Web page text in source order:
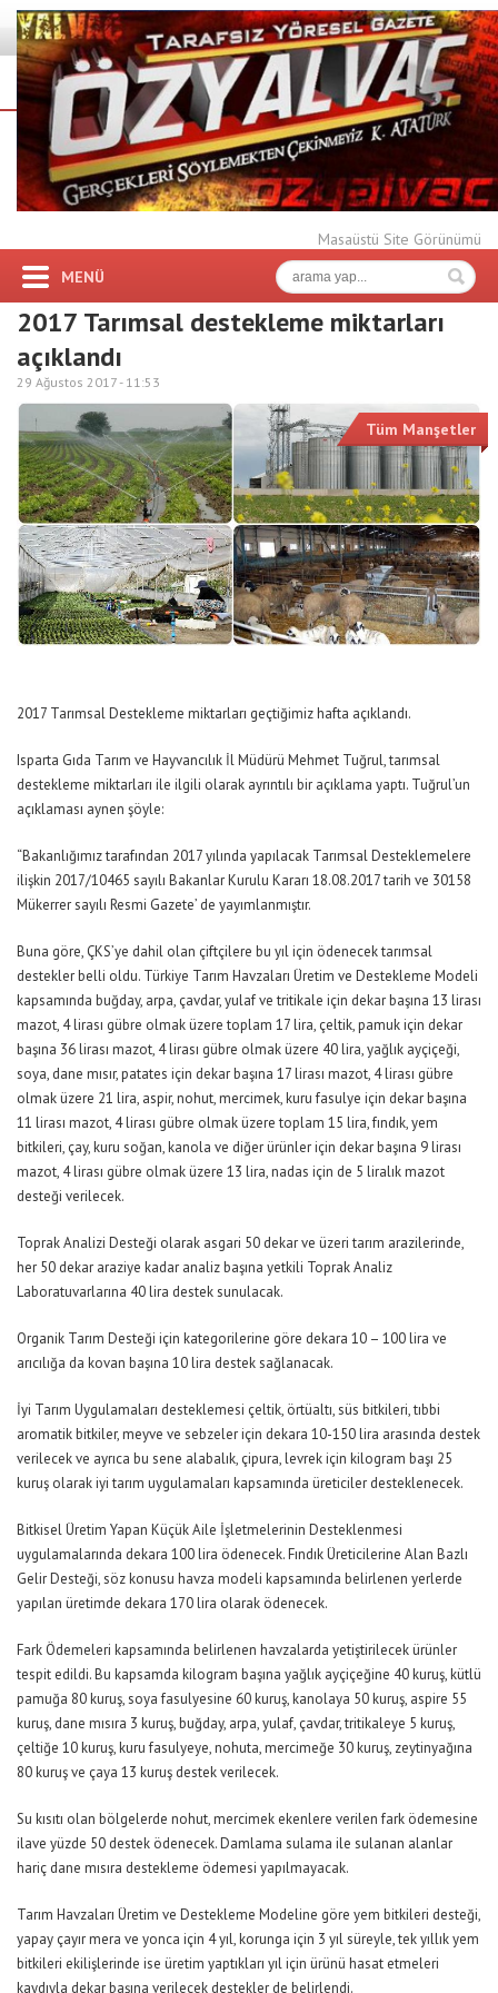
Masaüstü Site Görünümü
MENÜ
2017 Tarımsal destekleme miktarları
açıklandı
29 Ağustos 2017 - 11:53
Tüm Manşetler
2017 Tarımsal Destekleme miktarları geçtiğimiz hafta açıklandı.
Isparta Gıda Tarım ve Hayvancılık İl Müdürü Mehmet Tuğrul, tarımsal
destekleme miktarları ile ilgili olarak ayrıntılı bir açıklama yaptı. Tuğrul’un
açıklaması aynen şöyle:
“Bakanlığımız tarafından 2017 yılında yapılacak Tarımsal Desteklemelere
ilişkin 2017/10465 sayılı Bakanlar Kurulu Kararı 18.08.2017 tarih ve 30158
Mükerrer sayılı Resmi Gazete’ de yayımlanmıştır.
Buna göre, ÇKS’ye dahil olan çiftçilere bu yıl için ödenecek tarımsal
destekler belli oldu. Türkiye Tarım Havzaları Üretim ve Destekleme Modeli
kapsamında buğday, arpa, çavdar, yulaf ve tritikale için dekar başına 13 lirası
mazot, 4 lirası gübre olmak üzere toplam 17 lira, çeltik, pamuk için dekar
başına 36 lirası mazot, 4 lirası gübre olmak üzere 40 lira, yağlık ayçiçeği,
soya, dane mısır, patates için dekar başına 17 lirası mazot, 4 lirası gübre
olmak üzere 21 lira, aspir, nohut, mercimek, kuru fasulye için dekar başına
11 lirası mazot, 4 lirası gübre olmak üzere toplam 15 lira, fındık, yem
bitkileri, çay, kuru soğan, kanola ve diğer ürünler için dekar başına 9 lirası
mazot, 4 lirası gübre olmak üzere 13 lira, nadas için de 5 liralık mazot
desteği verilecek.
Toprak Analizi Desteği olarak asgari 50 dekar ve üzeri tarım arazilerinde,
her 50 dekar araziye kadar analiz başına yetkili Toprak Analiz
Laboratuvarlarına 40 lira destek sunulacak.
Organik Tarım Desteği için kategorilerine göre dekara 10 – 100 lira ve
arıcılığa da kovan başına 10 lira destek sağlanacak.
İyi Tarım Uygulamaları desteklemesi çeltik, örtüaltı, süs bitkileri, tıbbi
aromatik bitkiler, meyve ve sebzeler için dekara 10-150 lira arasında destek
verilecek ve ayrıca bu sene alabalık, çipura, levrek için kilogram başı 25
kuruş olarak iyi tarım uygulamaları kapsamında üreticiler desteklenecek.
Bitkisel Üretim Yapan Küçük Aile İşletmelerinin Desteklenmesi
uygulamalarında dekara 100 lira ödenecek. Fındık Üreticilerine Alan Bazlı
Gelir Desteği, söz konusu havza modeli kapsamında belirlenen yerlerde
yapılan üretimde dekara 170 lira olarak ödenecek.
Fark Ödemeleri kapsamında belirlenen havzalarda yetiştirilecek ürünler
tespit edildi. Bu kapsamda kilogram başına yağlık ayçiçeğine 40 kuruş, kütlü
pamuğa 80 kuruş, soya fasulyesine 60 kuruş, kanolaya 50 kuruş, aspire 55
kuruş, dane mısıra 3 kuruş, buğday, arpa, yulaf, çavdar, tritikaleye 5 kuruş,
çeltiğe 10 kuruş, kuru fasulyeye, nohuta, mercimeğe 30 kuruş, zeytinyağına
80 kuruş ve çaya 13 kuruş destek verilecek.
Su kısıtı olan bölgelerde nohut, mercimek ekenlere verilen fark ödemesine
ilave yüzde 50 destek ödenecek. Damlama sulama ile sulanan alanlar
hariç dane mısıra destekleme ödemesi yapılmayacak.
Tarım Havzaları Üretim ve Destekleme Modeline göre yem bitkileri desteği,
yapay çayır mera ve yonca için 4 yıl, korunga için 3 yıl süreyle, tek yıllık yem
bitkileri ekilişlerinde ise üretim yaptıkları yıl için ürünü hasat etmeleri
kaydıyla dekar başına verilecek destekler de belirlendi.